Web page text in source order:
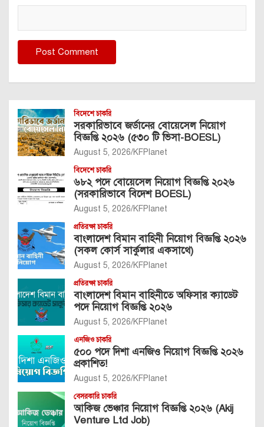
বিদেশে চাকরি
সরকারিভাবে জর্ডানের বোয়েসেল নিয়োগ
বিজ্ঞপ্তি ২০২৬ (৫৩০ টি ভিসা-BOESL)
August 5, 2026 KFPlanet
বিদেশে চাকরি
৬৮২ পদে বোয়েসেল নিয়োগ বিজ্ঞপ্তি ২০২৬
(সরকারিভাবে বিদেশ BOESL)
August 5, 2026 KFPlanet
প্রতিরক্ষা চাকরি
বাংলাদেশ বিমান বাহিনী নিয়োগ বিজ্ঞপ্তি ২০২৬
(সকল কোর্স সার্কুলার একসাথে)
August 5, 2026 KFPlanet
প্রতিরক্ষা চাকরি
বাংলাদেশ বিমান বাহিনীতে অফিসার ক্যাডেট
পদে নিয়োগ বিজ্ঞপ্তি ২০২৬
August 5, 2026 KFPlanet
এনজিও চাকরি
৫০০ পদে দিশা এনজিও নিয়োগ বিজ্ঞপ্তি ২০২৬
প্রকাশিত!
August 5, 2026 KFPlanet
বেসরকারি চাকরি
আকিজ ভেঞ্চার নিয়োগ বিজ্ঞপ্তি ২০২৬ (Akij
Venture Ltd Job)